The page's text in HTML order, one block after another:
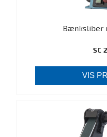
Bænksliber
SC
VIS